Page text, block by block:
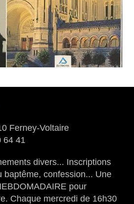
Ferney-Voltaire
64 41
divers... Inscriptions
baptême, confession... Une
pour
Chaque mercredi de 16h30